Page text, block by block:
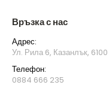
Връзка с нас
Адрес:
Ул. Рила 6, Казанлък, 6100
Телефон:
0884 666 235